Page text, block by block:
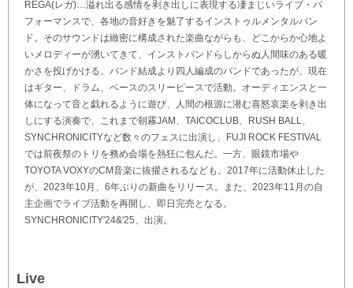
REGA(レガ)…溢れ出る感情を剥き出しに表現する凄まじいライブ・パ
フォーマンスで、各地の音好きを魅了するインストゥルメンタルバン
ド。そのサウンドは緻密に構成された楽曲ながらも、どこからか心地よ
いメロディーが湧いてきて、インストバンドらしからぬ人間味のある暖
かさを投げかける。バンド結成より四人編成のバンドであったが、現在
はギター、ドラム、ベースのスリーピースで活動。オーディエンスと一
体になって音と戯れるように遊び、人間の根源に潜む喜怒哀楽を剥き出
しにする演奏で、これまで朝霧JAM、TAICOCLUB、RUSH BALL、
SYNCHRONICITYなど数々のフェスに出演し、FUJI ROCK FESTIVAL
では前夜祭のトリを務め会場を熱狂に包んだ。一方、眼鏡市場や
TOYOTA VOXYのCM音楽に抜擢されるなども。2017年に活動休止した
が、2023年10月、6年ぶりの新曲をリリース。また、2023年11月の自
主企画でライブ活動を再開し、即日完売となる。
SYNCHRONICITY'24&'25、出演。
Live